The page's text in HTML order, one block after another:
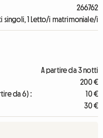
266762
singoli, 1 Letto/i matrimoniale/i
A partire da 3 notti
200 €
da 6) :
10 €
30 €